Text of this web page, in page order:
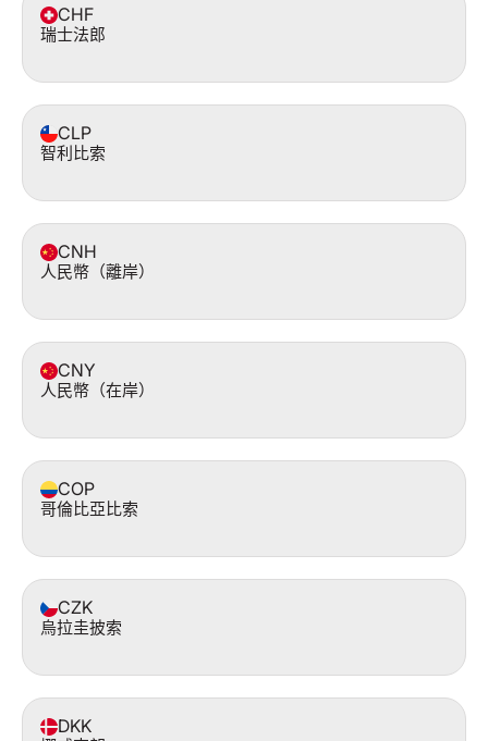
CHF
瑞士法郎
CLP
智利比索
CNH
人民幣（離岸）
CNY
人民幣（在岸）
COP
哥倫比亞比索
CZK
烏拉圭披索
DKK